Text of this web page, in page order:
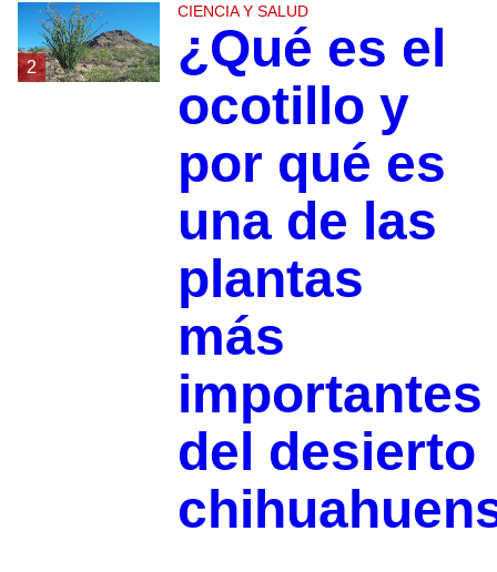
2
CIENCIA Y SALUD
¿Qué es el
ocotillo y
por qué es
una de las
plantas
más
importantes
del desierto